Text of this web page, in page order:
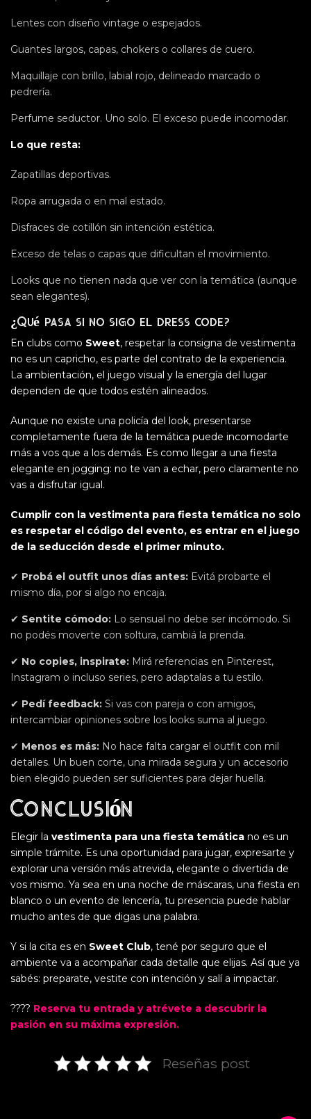
Lentes con diseño vintage o espejados.
Guantes largos, capas, chokers o collares de cuero.
Maquillaje con brillo, labial rojo, delineado marcado o
pedrería.
Perfume seductor. Uno solo. El exceso puede incomodar.
Lo que resta:
Zapatillas deportivas.
Ropa arrugada o en mal estado.
Disfraces de cotillón sin intención estética.
Exceso de telas o capas que dificultan el movimiento.
Looks que no tienen nada que ver con la temática (aunque
sean elegantes).
¿Qué pasa si no sigo el dress code?
En clubs como Sweet, respetar la consigna de vestimenta
no es un capricho, es parte del contrato de la experiencia.
La ambientación, el juego visual y la energía del lugar
dependen de que todos estén alineados.
Aunque no existe una policía del look, presentarse
completamente fuera de la temática puede incomodarte
más a vos que a los demás. Es como llegar a una fiesta
elegante en jogging: no te van a echar, pero claramente no
vas a disfrutar igual.
Cumplir con la vestimenta para fiesta temática no solo
es respetar el código del evento, es entrar en el juego
de la seducción desde el primer minuto.
✔ Probá el outfit unos días antes: Evitá probarte el
mismo día, por si algo no encaja.
✔ Sentite cómodo: Lo sensual no debe ser incómodo. Si
no podés moverte con soltura, cambiá la prenda.
✔ No copies, inspirate: Mirá referencias en Pinterest,
Instagram o incluso series, pero adaptalas a tu estilo.
✔ Pedí feedback: Si vas con pareja o con amigos,
intercambiar opiniones sobre los looks suma al juego.
✔ Menos es más: No hace falta cargar el outfit con mil
detalles. Un buen corte, una mirada segura y un accesorio
bien elegido pueden ser suficientes para dejar huella.
Conclusión
Elegir la vestimenta para una fiesta temática no es un
simple trámite. Es una oportunidad para jugar, expresarte y
explorar una versión más atrevida, elegante o divertida de
vos mismo. Ya sea en una noche de máscaras, una fiesta en
blanco o un evento de lencería, tu presencia puede hablar
mucho antes de que digas una palabra.
Y si la cita es en Sweet Club, tené por seguro que el
ambiente va a acompañar cada detalle que elijas. Así que ya
sabés: preparate, vestite con intención y salí a impactar.
???? Reserva tu entrada y atrévete a descubrir la
pasión en su máxima expresión.
Reseñas post